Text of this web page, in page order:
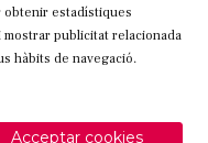
a twitter
Link a facebook
obtenir estadístiques
publicitat relacionada
hàbits de navegació.
Acceptar cookies